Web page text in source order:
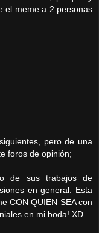
el meme a 2 personas
pero de una
foros de opinión;
de sus trabajos de
en general. Esta
CON QUIEN SEA con
en mi boda! XD